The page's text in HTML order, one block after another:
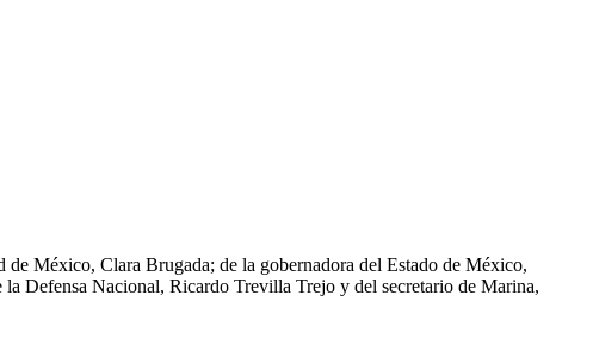
de México, Clara Brugada; de la gobernadora del Estado de México,
Defensa Nacional, Ricardo Trevilla Trejo y del secretario de Marina,